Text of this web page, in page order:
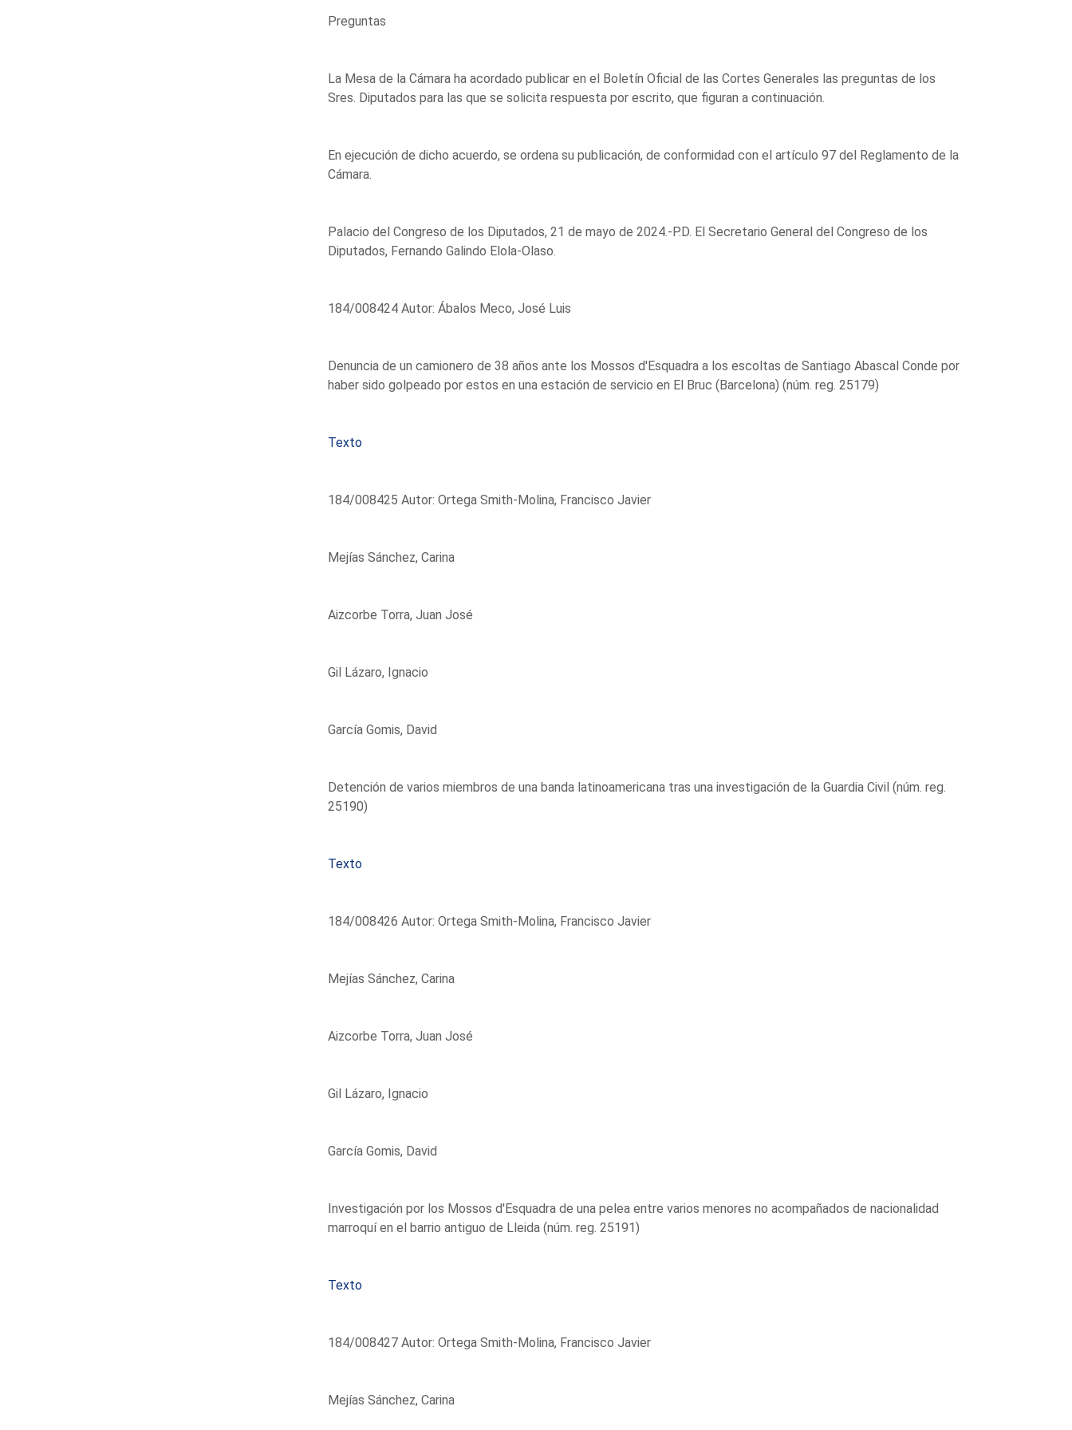
Preguntas
La Mesa de la Cámara ha acordado publicar en el Boletín Oficial de las Cortes Generales las preguntas de los
Sres. Diputados para las que se solicita respuesta por escrito, que figuran a continuación.
En ejecución de dicho acuerdo, se ordena su publicación, de conformidad con el artículo 97 del Reglamento de la
Cámara.
Palacio del Congreso de los Diputados, 21 de mayo de 2024.-P.D. El Secretario General del Congreso de los
Diputados, Fernando Galindo Elola-Olaso.
184/008424 Autor: Ábalos Meco, José Luis
Denuncia de un camionero de 38 años ante los Mossos d'Esquadra a los escoltas de Santiago Abascal Conde por
haber sido golpeado por estos en una estación de servicio en El Bruc (Barcelona) (núm. reg. 25179)
Texto
184/008425 Autor: Ortega Smith-Molina, Francisco Javier
Mejías Sánchez, Carina
Aizcorbe Torra, Juan José
Gil Lázaro, Ignacio
García Gomis, David
Detención de varios miembros de una banda latinoamericana tras una investigación de la Guardia Civil (núm. reg.
25190)
Texto
184/008426 Autor: Ortega Smith-Molina, Francisco Javier
Mejías Sánchez, Carina
Aizcorbe Torra, Juan José
Gil Lázaro, Ignacio
García Gomis, David
Investigación por los Mossos d'Esquadra de una pelea entre varios menores no acompañados de nacionalidad
marroquí en el barrio antiguo de Lleida (núm. reg. 25191)
Texto
184/008427 Autor: Ortega Smith-Molina, Francisco Javier
Mejías Sánchez, Carina